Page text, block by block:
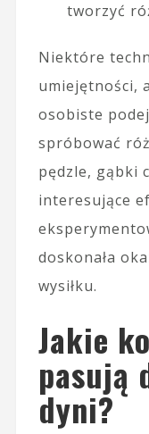
tworzyć
Niektóre
umiejętności,
osobiste
spróbować
pędzle, gąbki
interesujące
doskonała
wysiłku.
Jakie
pasują
dyni?